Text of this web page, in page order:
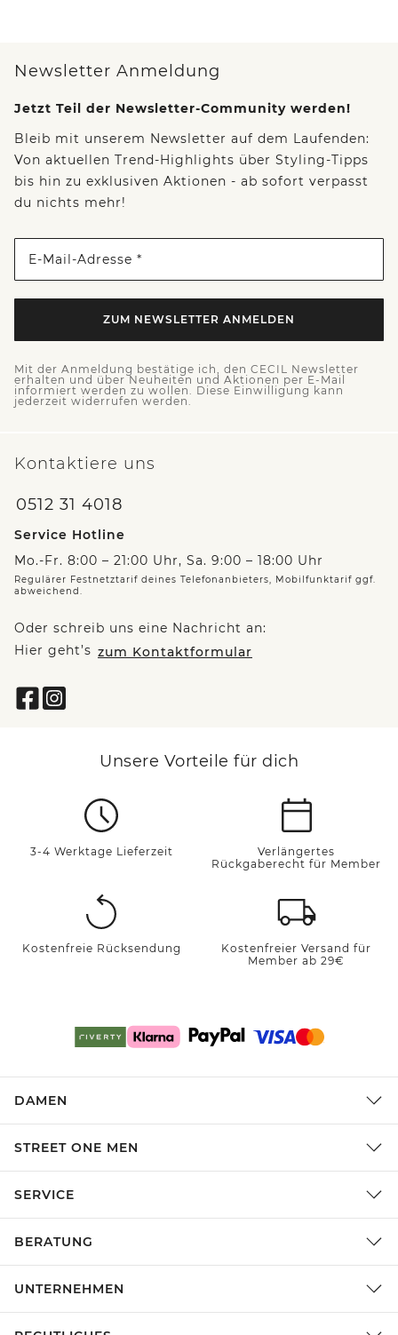
Newsletter Anmeldung
Jetzt Teil der Newsletter-Community werden!
Bleib mit unserem Newsletter auf dem Laufenden:
Von aktuellen Trend-Highlights über Styling-Tipps
bis hin zu exklusiven Aktionen - ab sofort verpasst
du nichts mehr!
E-Mail-Adresse *
ZUM NEWSLETTER ANMELDEN
Mit der Anmeldung bestätige ich, den CECIL Newsletter
erhalten und über Neuheiten und Aktionen per E-Mail
informiert werden zu wollen. Diese Einwilligung kann
jederzeit widerrufen werden.
Kontaktiere uns
0512 31 4018
Service Hotline
Mo.-Fr. 8:00 – 21:00 Uhr, Sa. 9:00 – 18:00 Uhr
Regulärer Festnetztarif deines Telefonanbieters, Mobilfunktarif ggf.
abweichend.
Oder schreib uns eine Nachricht an:
Hier geht’s zum Kontaktformular
Unsere Vorteile für dich
3-4 Werktage Lieferzeit
Verlängertes
Rückgaberecht für Member
Kostenfreie Rücksendung
Kostenfreier Versand für
Member ab 29€
DAMEN
STREET ONE MEN
SERVICE
BERATUNG
UNTERNEHMEN